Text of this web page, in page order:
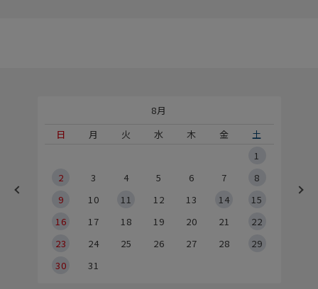
8月
日
月 火 水 木 金
土
1
2
3 4 5 6 7
8
9
10 11 12 13 14
15
16
17 18 19 20 21
22
23
24 25 26 27 28
29
30
31